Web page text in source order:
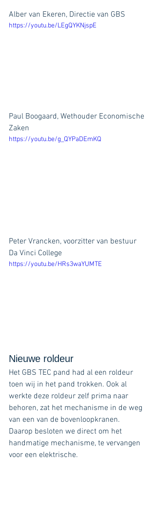
Alber van Ekeren, Directie van GBS
https://youtu.be/LEgQYKNjspE
Paul Boogaard, Wethouder Economische
Zaken
https://youtu.be/g_QYPaDEmKQ
Peter Vrancken, voorzitter van bestuur
Da Vinci College
https://youtu.be/HRs3waYUMTE
Nieuwe roldeur
Het GBS TEC pand had al een roldeur
toen wij in het pand trokken. Ook al
werkte deze roldeur zelf prima naar
behoren, zat het mechanisme in de weg
van een van de bovenloopkranen.
Daarop besloten we direct om het
handmatige mechanisme, te vervangen
voor een elektrische.